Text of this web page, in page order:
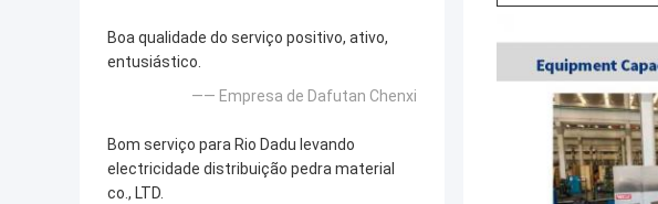
Boa qualidade do serviço positivo, ativo,
entusiástico.
—— Empresa de Dafutan Chenxi
Bom serviço para Rio Dadu levando
electricidade distribuição pedra material
co., LTD.